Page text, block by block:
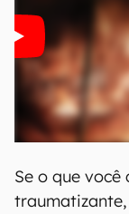
Se o que você